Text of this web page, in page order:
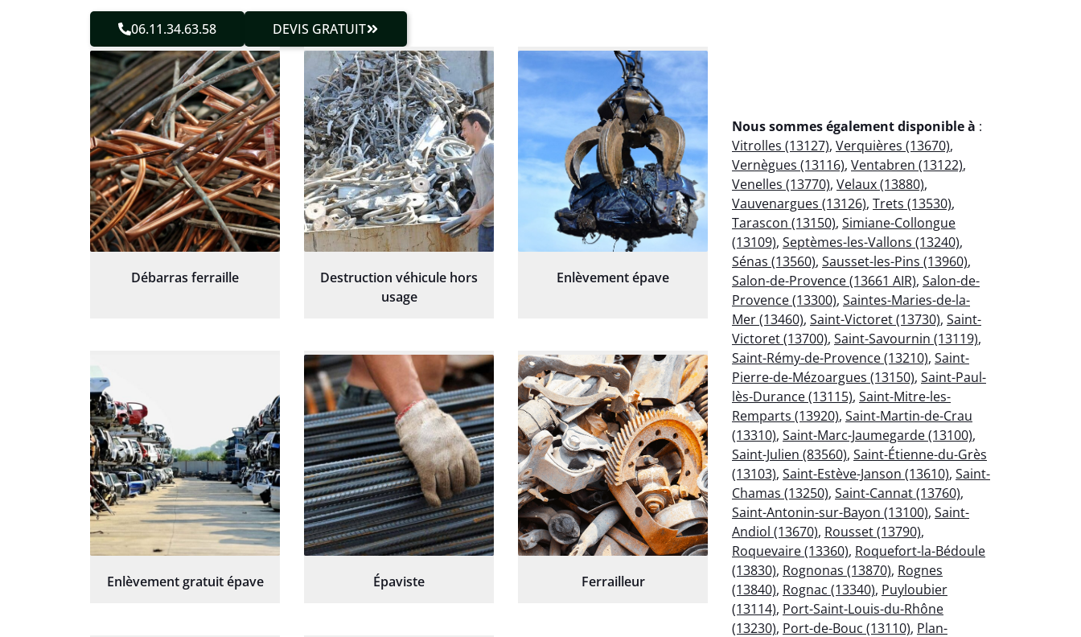
06.11.34.63.58 DEVIS GRATUIT
Débarras ferraille
Destruction véhicule hors
usage
Enlèvement épave
Enlèvement gratuit épave Épaviste Ferrailleur
Nous sommes également disponible à :
Vitrolles (13127), Verquières (13670),
Vernègues (13116), Ventabren (13122),
Venelles (13770), Velaux (13880),
Vauvenargues (13126), Trets (13530),
Tarascon (13150), Simiane-Collongue
(13109), Septèmes-les-Vallons (13240),
Sénas (13560), Sausset-les-Pins (13960),
Salon-de-Provence (13661 AIR), Salon-de-
Provence (13300), Saintes-Maries-de-la-
Mer (13460), Saint-Victoret (13730), Saint-
Victoret (13700), Saint-Savournin (13119),
Saint-Rémy-de-Provence (13210), Saint-
Pierre-de-Mézoargues (13150), Saint-Paul-
lès-Durance (13115), Saint-Mitre-les-
Remparts (13920), Saint-Martin-de-Crau
(13310), Saint-Marc-Jaumegarde (13100),
Saint-Julien (83560), Saint-Étienne-du-Grès
(13103), Saint-Estève-Janson (13610), Saint-
Chamas (13250), Saint-Cannat (13760),
Saint-Antonin-sur-Bayon (13100), Saint-
Andiol (13670), Rousset (13790),
Roquevaire (13360), Roquefort-la-Bédoule
(13830), Rognonas (13870), Rognes
(13840), Rognac (13340), Puyloubier
(13114), Port-Saint-Louis-du-Rhône
(13230), Port-de-Bouc (13110), Plan-